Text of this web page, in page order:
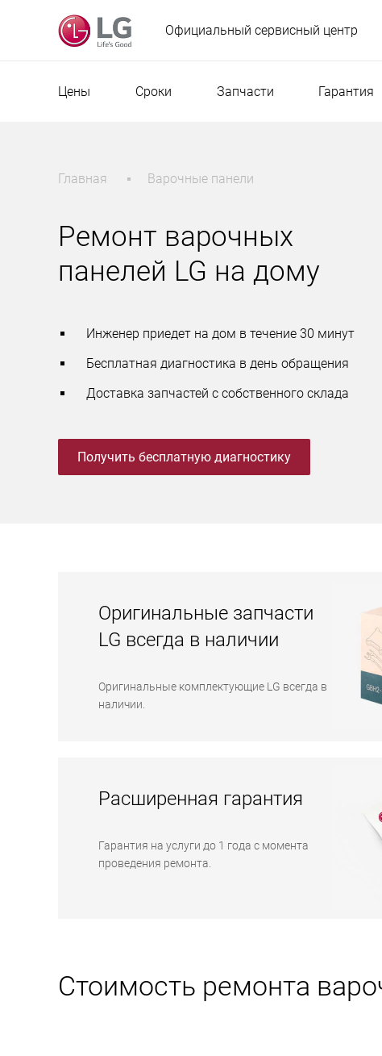
Официальный сервисный центр
Цены Сроки Запчасти Гарантия
Главная Варочные панели
Ремонт варочных
панелей LG на дому
Инженер приедет на дом в течение 30 минут
Бесплатная диагностика в день обращения
Доставка запчастей с собственного склада
Получить бесплатную диагностику
Оригинальные запчасти
LG всегда в наличии
Оригинальные комплектующие LG всегда в
наличии.
Расширенная гарантия
Гарантия на услуги до 1 года с момента
проведения ремонта.
Стоимость ремонта